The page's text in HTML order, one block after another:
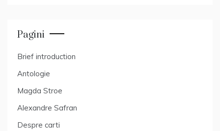
Pagini
Brief introduction
Antologie
Magda Stroe
Alexandre Safran
Despre carti